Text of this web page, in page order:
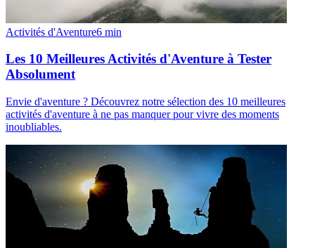
Activités d'Aventure6 min
Les 10 Meilleures Activités d'Aventure à Tester
Absolument
Envie d'aventure ? Découvrez notre sélection des 10 meilleures
activités d'aventure à ne pas manquer pour vivre des moments
inoubliables.